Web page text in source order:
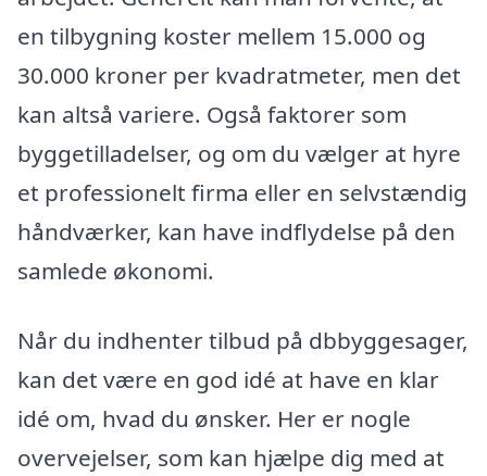
en tilbygning koster mellem 15.000 og
30.000 kroner per kvadratmeter, men det
kan altså variere. Også faktorer som
byggetilladelser, og om du vælger at hyre
et professionelt firma eller en selvstændig
håndværker, kan have indflydelse på den
samlede økonomi.
Når du indhenter tilbud på dbbyggesager,
kan det være en god idé at have en klar
idé om, hvad du ønsker. Her er nogle
overvejelser, som kan hjælpe dig med at